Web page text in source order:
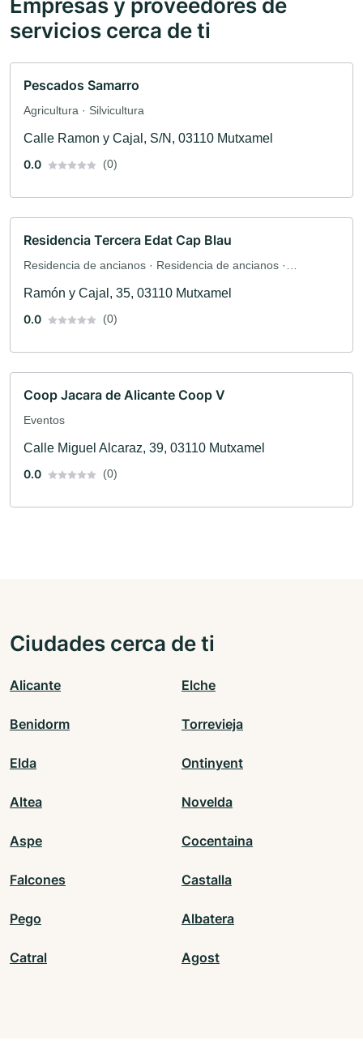
servicios cerca de ti
Pescados Samarro
Agricultura · Silvicultura
Calle Ramon y Cajal, S/N, 03110 Mutxamel
0.0
(0)
Residencia Tercera Edat Cap Blau
Residencia de ancianos · Residencia de ancianos ·
Ramón y Cajal, 35, 03110 Mutxamel
0.0
(0)
Coop Jacara de Alicante Coop V
Eventos
Calle Miguel Alcaraz, 39, 03110 Mutxamel
0.0
(0)
Ciudades cerca de ti
Alicante Elche
Benidorm Torrevieja
Elda Ontinyent
Altea Novelda
Aspe Cocentaina
Falcones Castalla
Pego Albatera
Catral Agost